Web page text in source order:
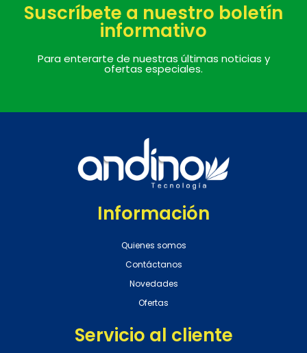
Suscríbete a nuestro boletín
informativo
Para enterarte de nuestras últimas noticias y
ofertas especiales.
Información
Quienes somos
Contáctanos
Novedades
Ofertas
Servicio al cliente